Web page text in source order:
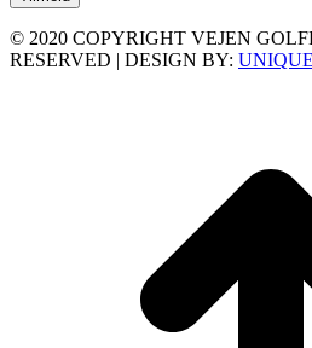
© 2020 COPYRIGHT VEJEN
RESERVED | DESIGN BY: